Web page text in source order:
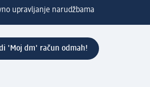
upravljanje narudžbama
'Moj dm' račun odmah!